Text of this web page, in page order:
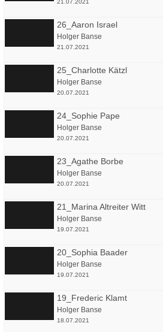
21.07.2021
26_Aaron Israel
Holger Banse
21.07.2021
25_Charlotte Kätzl
Holger Banse
20.07.2021
24_Sophie Pape
Holger Banse
20.07.2021
23_Agathe Borbe
Holger Banse
20.07.2021
21_Marina Altreiter Witt
Holger Banse
19.07.2021
20_Sophia Baader
Holger Banse
19.07.2021
19_Frederic Klamt
Holger Banse
18.07.2021